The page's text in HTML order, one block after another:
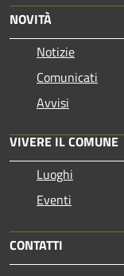
NOVITÀ
Notizie
Comunicati
Avvisi
VIVERE IL COMUNE
Luoghi
Eventi
CONTATTI